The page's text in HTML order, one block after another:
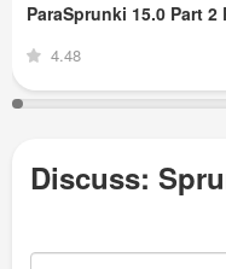
ParaSprunki 15.0 Part 2
4.48
Discuss: